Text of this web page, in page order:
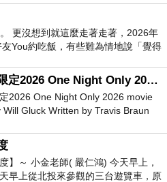
更沒想到就這麼走著走著，2026年
You約吃飯，有些難為情地說「覺得
電影一夜限定2026 One Night Only 2026 movie
2026 One Night Only 2026 movie
Will Gluck Written by Travis Braun
Barbaro
度】～ 小金老師( 嚴仁鴻) 今天早上，
早上從北投來參觀的三台遊覽車，原